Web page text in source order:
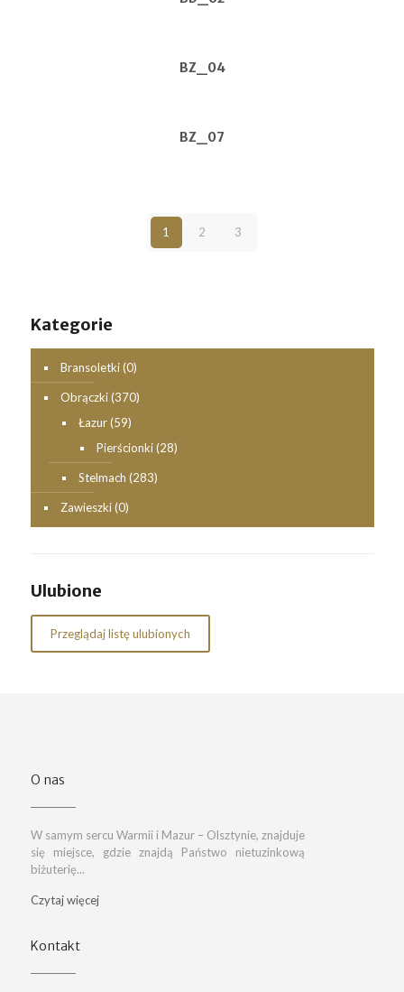
BZ_04
BZ_07
1 2 3
Kategorie
Bransoletki (0)
Obrączki (370)
Łazur (59)
Pierścionki (28)
Stelmach (283)
Zawieszki (0)
Ulubione
Przeglądaj listę ulubionych
O nas
W samym sercu Warmii i Mazur – Olsztynie, znajduje
się miejsce, gdzie znajdą Państwo nietuzinkową
biżuterię...
Czytaj więcej
Kontakt